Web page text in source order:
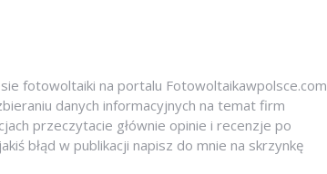
fotowoltaiki na portalu Fotowoltaikawpolsce.com
danych informacyjnych na temat firm
przeczytacie głównie opinie i recenzje po
błąd w publikacji napisz do mnie na skrzynkę